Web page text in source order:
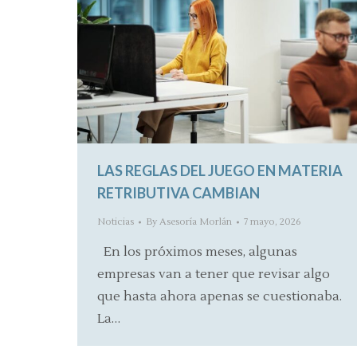
LAS REGLAS DEL JUEGO EN MATERIA
RETRIBUTIVA CAMBIAN
Noticias By Asesoría Morlán 7 mayo, 2026
En los próximos meses, algunas
empresas van a tener que revisar algo
que hasta ahora apenas se cuestionaba.
La…